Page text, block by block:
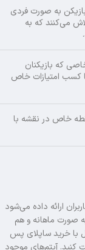
به صورت فردی
می‌کنند که به
که بازیکنان
کسب امتیازات خاص
خاص در نقشه با
ارائه داده می‌شود
صورت ماهانه و هم
با خرید ساپلای پس
کنید. آیتم‌های موجود